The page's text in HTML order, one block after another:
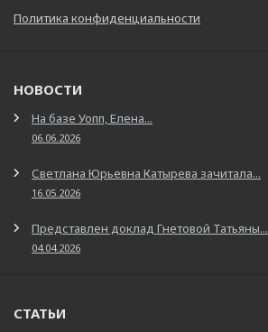
Политика конфиденциальности
НОВОСТИ
На базе Уопп, Елена...
06.06.2026
Светлана Юрьевна Катырева зачитала...
16.05.2026
Представлен доклад Гнетовой Татьяны...
04.04.2026
СТАТЬИ